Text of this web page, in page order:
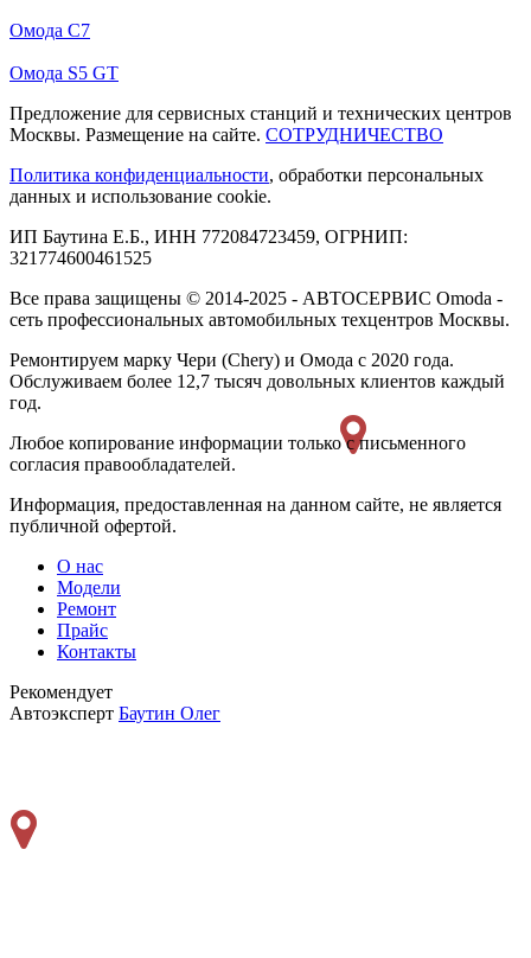
Омода С7
Омода S5 GT
Предложение для сервисных станций и технических центров
Москвы. Размещение на сайте. СОТРУДНИЧЕСТВО
Политика конфиденциальности, обработки персональных
данных и использование cookie.
ИП Баутина Е.Б., ИНН 772084723459, ОГРНИП:
321774600461525
Все права защищены © 2014-2025 - АВТОСЕРВИС Omoda -
сеть профессиональных автомобильных техцентров Москвы.
Ремонтируем марку Чери (Chery) и Омода с 2020 года.
Обслуживаем более 12,7 тысяч довольных клиентов каждый
год.
Любое копирование информации только с письменного
согласия правообладателей.
Информация, предоставленная на данном сайте, не является
публичной офертой.
О нас
Модели
Ремонт
Прайс
Контакты
Рекомендует
Автоэксперт Баутин Олег